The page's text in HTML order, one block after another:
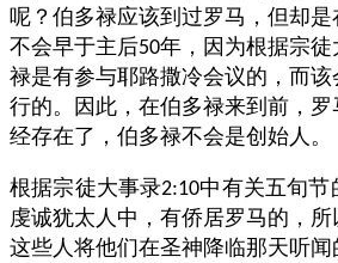
呢？伯多禄应该到过罗马，但却
不会早于主后50年，因为根据宗
禄是有参与耶路撒冷会议的，而
行的。因此，在伯多禄来到前，
经存在了，伯多禄不会是创始人。
根据宗徒大事录2:10中有关五旬节
虔诚犹太人中，有侨居罗马的，
这些人将他们在圣神降临那天听